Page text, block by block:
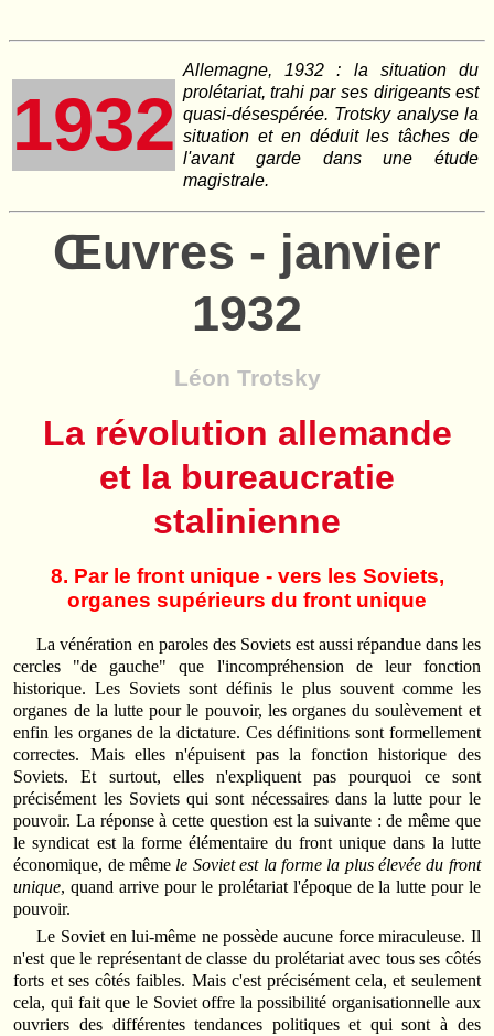
1932
Allemagne, 1932 : la situation du
prolétariat, trahi par ses dirigeants est
quasi-désespérée. Trotsky analyse la
situation et en déduit les tâches de
l'avant garde dans une étude
magistrale.
Œuvres - janvier
1932
Léon Trotsky
La révolution allemande
et la bureaucratie
stalinienne
8. Par le front unique - vers les Soviets,
organes supérieurs du front unique
La vénération en paroles des Soviets est aussi répandue dans les
cercles "de gauche" que l'incompréhension de leur fonction
historique. Les Soviets sont définis le plus souvent comme les
organes de la lutte pour le pouvoir, les organes du soulèvement et
enfin les organes de la dictature. Ces définitions sont formellement
correctes. Mais elles n'épuisent pas la fonction historique des
Soviets. Et surtout, elles n'expliquent pas pourquoi ce sont
précisément les Soviets qui sont nécessaires dans la lutte pour le
pouvoir. La réponse à cette question est la suivante : de même que
le syndicat est la forme élémentaire du front unique dans la lutte
économique, de même le Soviet est la forme la plus élevée du front
unique, quand arrive pour le prolétariat l'époque de la lutte pour le
pouvoir.
Le Soviet en lui-même ne possède aucune force miraculeuse. Il
n'est que le représentant de classe du prolétariat avec tous ses côtés
forts et ses côtés faibles. Mais c'est précisément cela, et seulement
cela, qui fait que le Soviet offre la possibilité organisationnelle aux
ouvriers des différentes tendances politiques et qui sont à des